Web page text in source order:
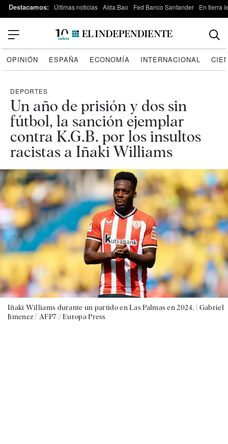
Destacamos: Últimas noticias Aída Bao Fed Banco Santander En tierra
OPINIÓN ESPAÑA ECONOMÍA INTERNACIONAL
DEPORTES
Un año de prisión y dos sin
fútbol, la sanción ejemplar
contra K.G.B. por los insultos
racistas a Iñaki Williams
Iñaki Williams durante un partido en Las Palmas en 2024. | Gabriel
Jimenez / AFP7 / Europa Press